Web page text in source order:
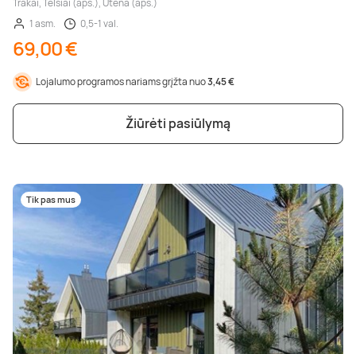
1 asm.
0,5-1 val.
69,00 €
Lojalumo programos nariams grįžta nuo3,45 €
Žiūrėti pasiūlymą
Tik pas mus